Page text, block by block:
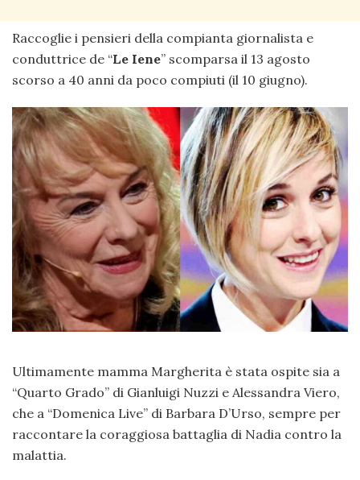
Raccoglie i pensieri della compianta giornalista e
conduttrice de “Le Iene” scomparsa il 13 agosto
scorso a 40 anni da poco compiuti (il 10 giugno).
Ultimamente mamma Margherita è stata ospite sia a
“Quarto Grado” di Gianluigi Nuzzi e Alessandra Viero,
che a “Domenica Live” di Barbara D’Urso, sempre per
raccontare la coraggiosa battaglia di Nadia contro la
malattia.